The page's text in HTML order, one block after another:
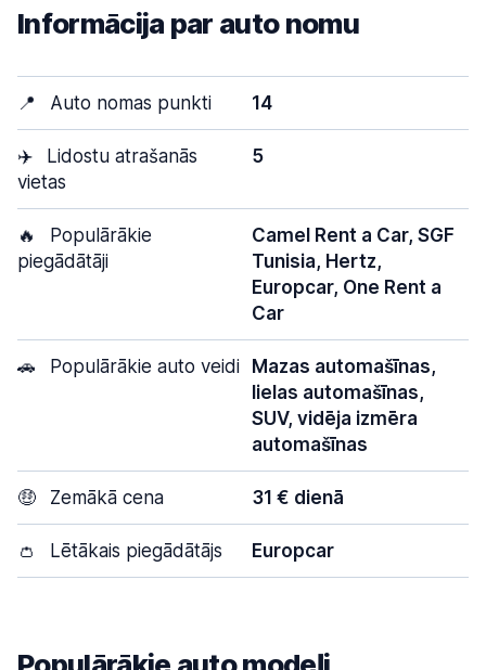
Informācija par auto nomu
📍 Auto nomas punkti 14
✈️
Lidostu atrašanās
vietas
5
🔥
Populārākie
piegādātāji
Camel Rent a Car, SGF
Tunisia, Hertz,
Europcar, One Rent a
Car
🚗 Populārākie auto veidi
Mazas automašīnas,
lielas automašīnas,
SUV, vidēja izmēra
automašīnas
🤑 Zemākā cena 31 € dienā
👛 Lētākais piegādātājs Europcar